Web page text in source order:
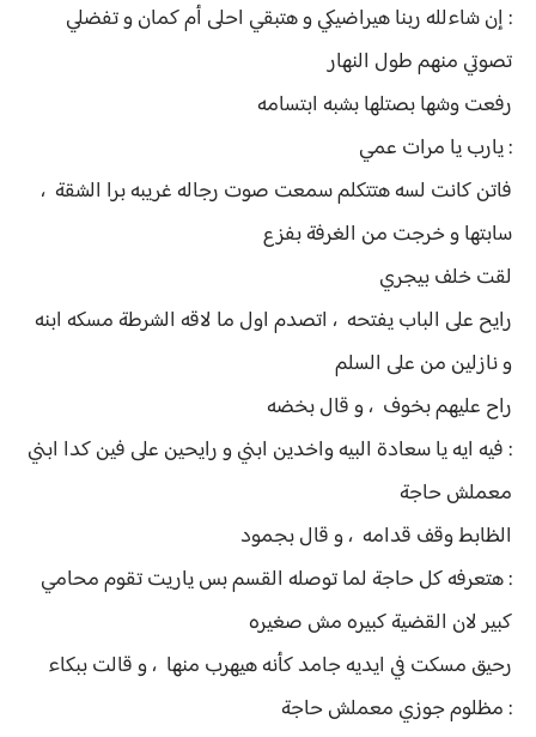
: إن شاءلله ربنا هيراضيكي و هتبقي احلى أم كمان و تفضلي
تصوتي منهم طول النهار
رفعت وشها بصتلها بشبه ابتسامه
: يارب يا مرات عمي
فاتن كانت لسه هتتكلم سمعت صوت رجاله غريبه برا الشقة ،
سابتها و خرجت من الغرفة بفزع
لقت خلف بيجري
رايح على الباب يفتحه ، اتصدم اول ما لاقه الشرطة مسكه ابنه
و نازلين من على السلم
راح عليهم بخوف ، و قال بخضه
: فيه ايه يا سعادة البيه واخدين ابني و رايحين على فين كدا ابني
معملش حاجة
الظابط وقف قدامه ، و قال بجمود
: هتعرفه كل حاجة لما توصله القسم بس ياريت تقوم محامي
كبير لان القضية كبيره مش صغيره
رحيق مسكت في ايديه جامد كأنه هيهرب منها ، و قالت ببكاء
: مظلوم جوزي معملش حاجة